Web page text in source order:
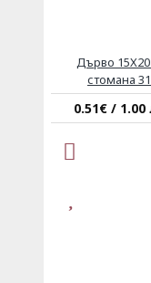
Дърво
стомана
0.51€ / 1.00